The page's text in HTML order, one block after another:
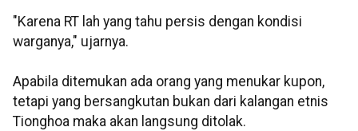
"Karena RT lah yang tahu persis dengan kondisi
warganya," ujarnya.
Apabila ditemukan ada orang yang menukar kupon,
tetapi yang bersangkutan bukan dari kalangan etnis
Tionghoa maka akan langsung ditolak.